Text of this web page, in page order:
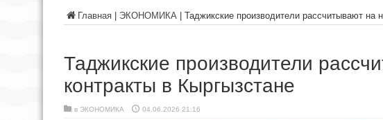
Главная ЭКОНОМИКА Таджикские производители рассчитывают на
Таджикские производители
контракты в Кыргызстане
в ЭКОНОМИКА 04.06.2026 21:16